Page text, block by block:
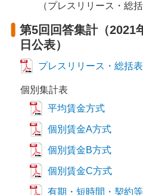
（プレスリリース・総
第5回回答集計（2021
日公表）
プレスリリース・総括表
個別集計表
平均賃金方式
個別賃金A方式
個別賃金B方式
個別賃金C方式
有期・短時間・契約